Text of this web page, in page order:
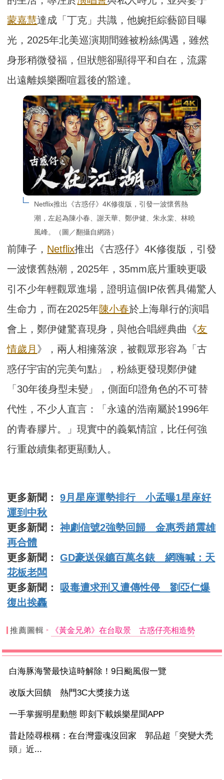
蒙嘉慧達成「丁克」共識，他婉拒綜藝節目曝
光，2025年北美巡演期間雖被粉絲偶遇，雖然
身形稍微發福，但狀態卻顯得平和自在，流露
出遠離娛樂圈喧囂後的豁達。
Netflix推出《古惑仔》4K修復版，引發一波懷舊熱
潮，左起為陳小春、謝天華、鄭伊健、朱永棠、林曉
風峰。（圖／翻攝自網路）
前陣子， Netflix推出《古惑仔》4K修復版，引發
一波懷舊熱潮，2025年，35mm底片重映更吸
引不少年輕觀眾進場，證明這個IP依舊具備驚人
生命力，而在2025年陳小春於上海舉行的演唱
會上，鄭伊健驚喜現身，與他合唱經典曲《友
情歲月 》，兩人相擁落淚，被觀眾形容為「古
惑仔宇宙的完美句點」，粉絲更發現鄭伊健
「30年後身型未變」，側面印證角色的不可替
代性，不少人直言：「永遠的浩南屬於1996年
的青春膠片。」現實中的義氣情誼，比任何強
行重啟續集都更顯動人。
更多新聞：9月星座運勢排行 小孟曝1星座好
運到中秋
更多新聞：神劇信號2強勢回歸 金惠秀趙震雄
再合體
更多新聞：GD豪送保鑣百萬名錶 網嗨喊：天
花板老闆
更多新聞：
吸毒遭求刑又遭傳性侵 劉亞仁爆
復出挨轟
推薦圖輯 《黃金兄弟》在台取景 古惑仔亮相造勢
白海豚海警最快這時解除！9日颱風假一覽
改版大回饋 熱門3C大獎接力送
一手掌握明星動態 即刻下載娛樂星聞APP
昔赴陸尋根稱：在台灣靈魂沒回家 郭品超「突變大禿
頭」近...